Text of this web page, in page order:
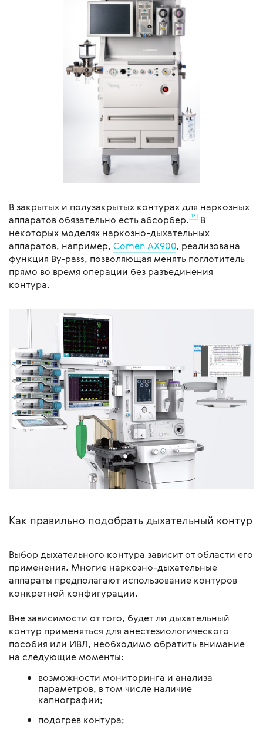
В закрытых и полузакрытых контурах для наркозных
аппаратов обязательно есть абсорбер.[13] В
некоторых моделях наркозно-дыхательных
аппаратов, например, Comen AX900, реализована
функция By-pass, позволяющая менять поглотитель
прямо во время операции без разъединения
контура.
Как правильно подобрать дыхательный контур
Выбор дыхательного контура зависит от области его
применения. Многие наркозно-дыхательные
аппараты предполагают использование контуров
конкретной конфигурации.
Вне зависимости от того, будет ли дыхательный
контур применяться для анестезиологического
пособия или ИВЛ, необходимо обратить внимание
на следующие моменты:
возможности мониторинга и анализа
параметров, в том числе наличие
капнографии;
подогрев контура;